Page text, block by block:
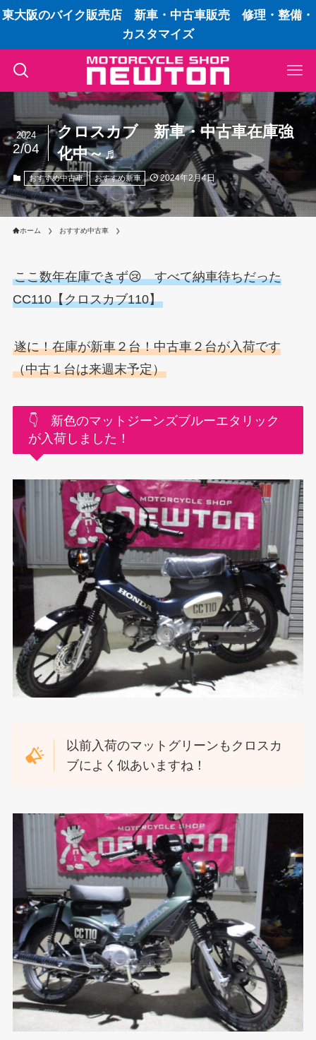
東大阪のバイク販売店 新車・中古車販売 修理・整備・
カスタマイズ
クロスカブ 新車・中古車在庫強
化中～♬
2024
2/04
おすすめ中古車 おすすめ新車 2024年2月4日
ホーム おすすめ中古車
ここ数年在庫できず😢 すべて納車待ちだった
CC110【クロスカブ110】
遂に！在庫が新車２台！中古車２台が入荷です
（中古１台は来週末予定）
👇 新色のマットジーンズブルーエタリック
が入荷しました！
以前入荷のマットグリーンもクロスカ
ブによく似あいますね！